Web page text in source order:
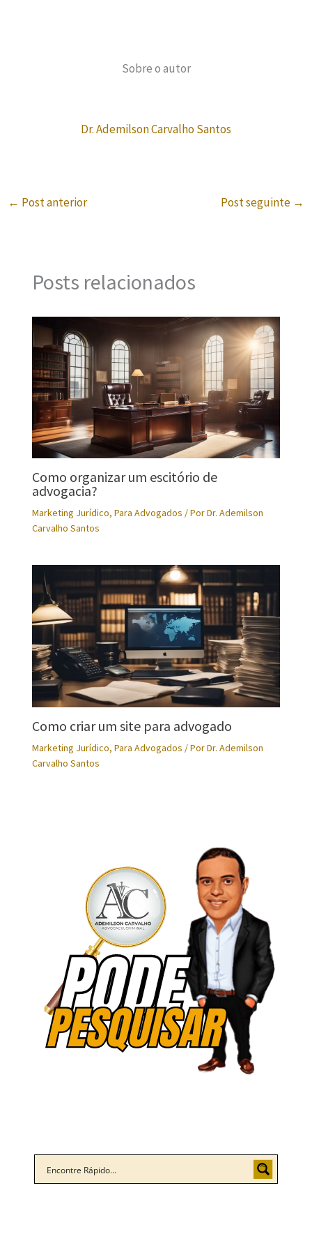
Sobre o autor
Dr. Ademilson Carvalho Santos
← Post anterior Post seguinte →
Posts relacionados
Como organizar um escitório de
advogacia?
Marketing Jurídico, Para Advogados / PorDr. Ademilson
Carvalho Santos
Como criar um site para advogado
Marketing Jurídico, Para Advogados / PorDr. Ademilson
Carvalho Santos